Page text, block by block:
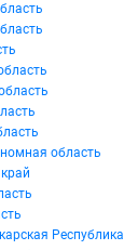
область
Республика